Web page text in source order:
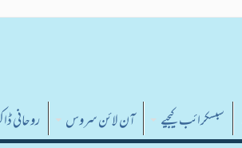
سبسکرائب کیجیے آن لائن سروس روحانی